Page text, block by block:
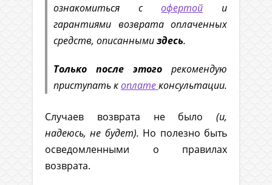
ознакомиться софертой и
гарантиями возврата оплаченных
средств, описаннымиздесь.
Только после этого рекомендую
приступать коплатеконсультации.
Случаев возврата не было (и,
надеюсь, не будет). Но полезно быть
осведомленными о правилах
возврата.